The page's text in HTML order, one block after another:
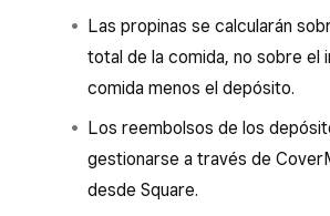
Las propinas se calcularán
total de la comida, no sobre el
comida menos el depósito.
Los reembolsos de los
gestionarse a través de
desde Square.